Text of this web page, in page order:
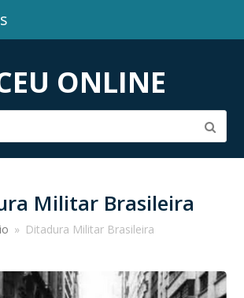
ONLINE
Militar Brasileira
» Ditadura Militar Brasileira